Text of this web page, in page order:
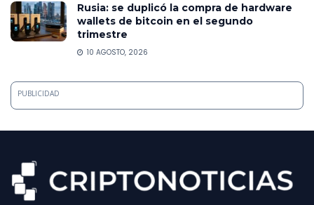
Rusia: se duplicó la compra de hardware
wallets de bitcoin en el segundo
trimestre
10 AGOSTO, 2026
PUBLICIDAD